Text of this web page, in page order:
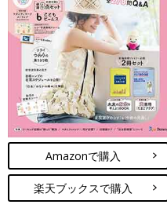
Amazonで購入
楽天ブックスで購入